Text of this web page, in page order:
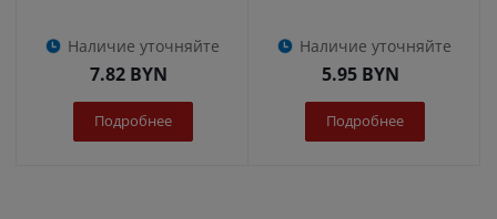
Наличие уточняйте
7.82 BYN
Подробнее
Наличие уточняйте
5.95 BYN
Подробнее